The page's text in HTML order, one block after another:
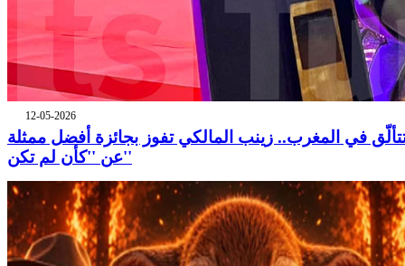
12-05-2026
في المغرب.. زينب المالكي تفوز بجائزة أفضل ممثلة
عن ''كأن لم تكن''